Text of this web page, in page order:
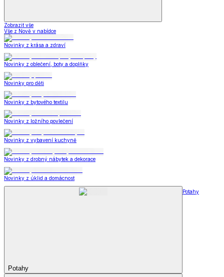
Zobrazit vše
Vše z Nově v nabídce
Novinky z krása a zdraví
Novinky z oblečení, boty a doplňky
Novinky pro děti
Novinky z bytového textilu
Novinky z ložního povlečení
Novinky z vybavení kuchyně
Novinky z drobný nábytek a dekorace
Novinky z úklid a domácnost
Potahy
Potahy